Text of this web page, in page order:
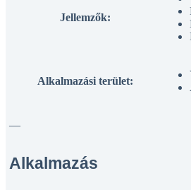
Jellemzők:
Alkalmazási terület:
—
Alkalmazás